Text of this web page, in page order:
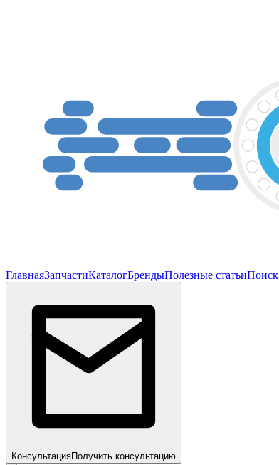
ГлавнаяЗапчастиКаталогБрендыПолезные статьиПоиск
КонсультацияПолучить консультацию